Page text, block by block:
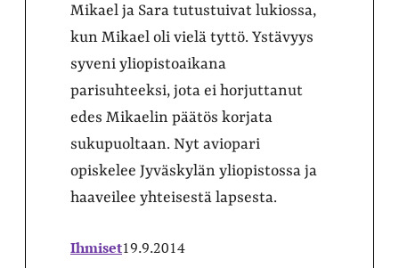
Mikael ja Sara tutustuivat lukiossa,
kun Mikael oli vielä tyttö. Ystävyys
syveni yliopistoaikana
parisuhteeksi, jota ei horjuttanut
edes Mikaelin päätös korjata
sukupuoltaan. Nyt aviopari
opiskelee Jyväskylän yliopistossa ja
haaveilee yhteisestä lapsesta.
Ihmiset19.9.2014